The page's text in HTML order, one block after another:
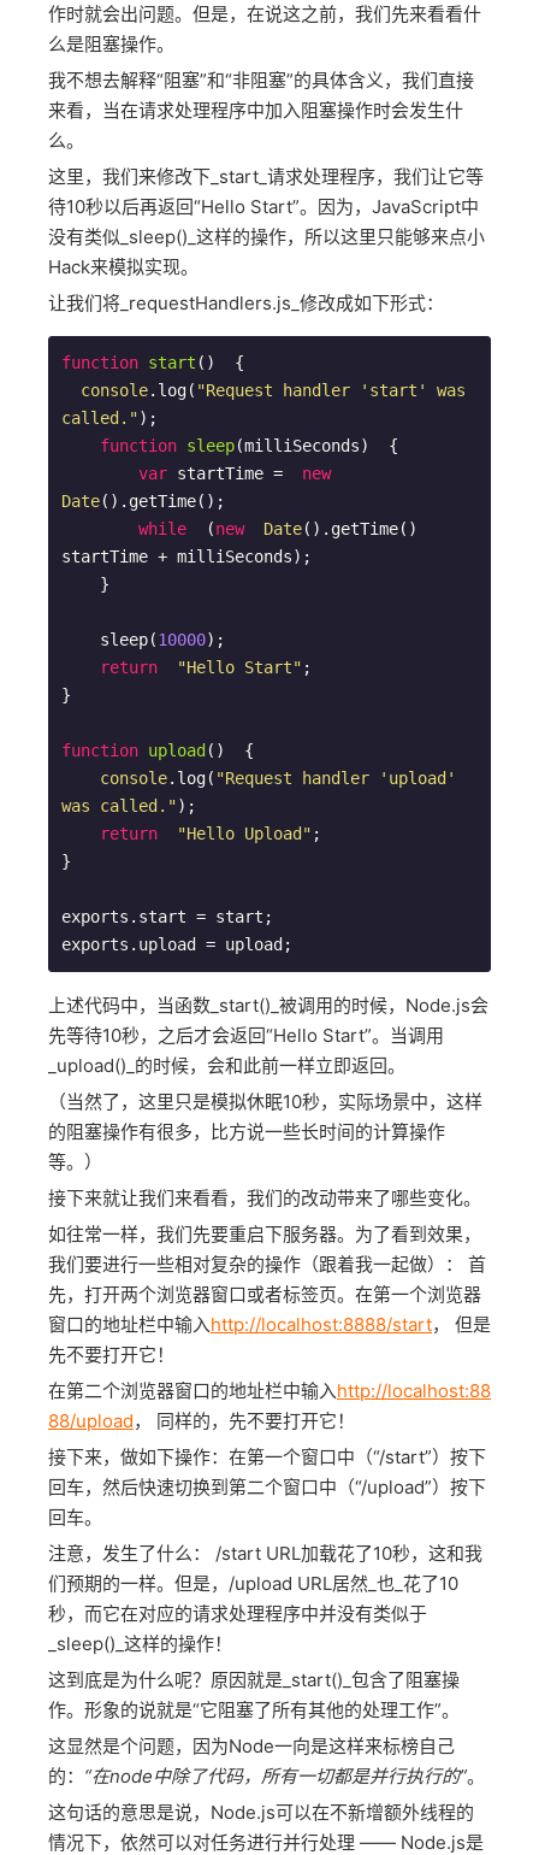
作时就会出问题。但是，在说这之前，我们先来看看什
么是阻塞操作。
我不想去解释“阻塞”和“非阻塞”的具体含义，我们直接
来看，当在请求处理程序中加入阻塞操作时会发生什
么。
这里，我们来修改下_start_请求处理程序，我们让它等
待10秒以后再返回“Hello Start”。因为，JavaScript中
没有类似_sleep()_这样的操作，所以这里只能够来点小
Hack来模拟实现。
让我们将_requestHandlers.js_修改成如下形式：
function start ( ) {
console.log( "Request handler 'start' was
called.");
function sleep(milliSeconds) {
var startTime = new
Date().getTime();
while
  (
new Date().getTime()
startTime + milliSeconds);
    sleep(
10000);
return
"Hello Start" ;
}
function upload ( ) {
console.log( "Request handler 'upload'
was called.");
return
"Hello Upload" ;
}
exports.start = start;
上述代码中，当函数_start()_被调用的时候，Node.js会
先等待10秒，之后才会返回“Hello Start”。当调用
_upload()_的时候，会和此前一样立即返回。
（当然了，这里只是模拟休眠10秒，实际场景中，这样
的阻塞操作有很多，比方说一些长时间的计算操作
等。）
接下来就让我们来看看，我们的改动带来了哪些变化。
如往常一样，我们先要重启下服务器。为了看到效果，
我们要进行一些相对复杂的操作（跟着我一起做）： 首
先，打开两个浏览器窗口或者标签页。在第一个浏览器
窗口的地址栏中输入http://localhost:8888/start， 但是
先不要打开它！
在第二个浏览器窗口的地址栏中输入http://localhost:88
88/upload， 同样的，先不要打开它！
接下来，做如下操作：在第一个窗口中（“/start”）按下
回车，然后快速切换到第二个窗口中（“/upload”）按下
回车。
注意，发生了什么： /start URL加载花了10秒，这和我
们预期的一样。但是，/upload URL居然_也_花了10
秒，而它在对应的请求处理程序中并没有类似于
_sleep()_这样的操作！
这到底是为什么呢？原因就是_start()_包含了阻塞操
作。形象的说就是“它阻塞了所有其他的处理工作”。
这显然是个问题，因为Node一向是这样来标榜自己
的： “在node中除了代码，所有一切都是并行执行的”。
这句话的意思是说，Node.js可以在不新增额外线程的
情况下，依然可以对任务进行并行处理 —— Node.js是